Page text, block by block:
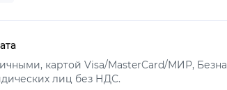
картой Visa/MasterCard/МИР,
лиц без НДС.